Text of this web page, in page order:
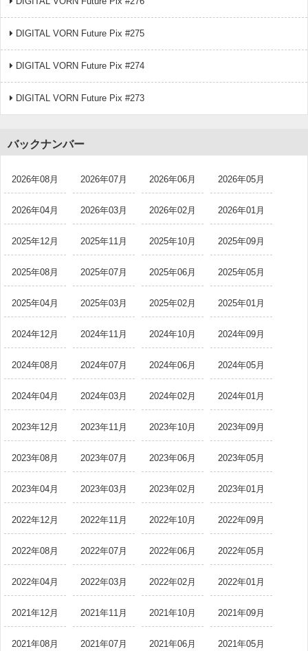
DIGITAL VORN Future Pix #275
DIGITAL VORN Future Pix #274
DIGITAL VORN Future Pix #273
バックナンバー
2026年08月 2026年07月 2026年06月 2026年05月
2026年04月 2026年03月 2026年02月 2026年01月
2025年12月 2025年11月 2025年10月 2025年09月
2025年08月 2025年07月 2025年06月 2025年05月
2025年04月 2025年03月 2025年02月 2025年01月
2024年12月 2024年11月 2024年10月 2024年09月
2024年08月 2024年07月 2024年06月 2024年05月
2024年04月 2024年03月 2024年02月 2024年01月
2023年12月 2023年11月 2023年10月 2023年09月
2023年08月 2023年07月 2023年06月 2023年05月
2023年04月 2023年03月 2023年02月 2023年01月
2022年12月 2022年11月 2022年10月 2022年09月
2022年08月 2022年07月 2022年06月 2022年05月
2022年04月 2022年03月 2022年02月 2022年01月
2021年12月 2021年11月 2021年10月 2021年09月
2021年08月 2021年07月 2021年06月 2021年05月